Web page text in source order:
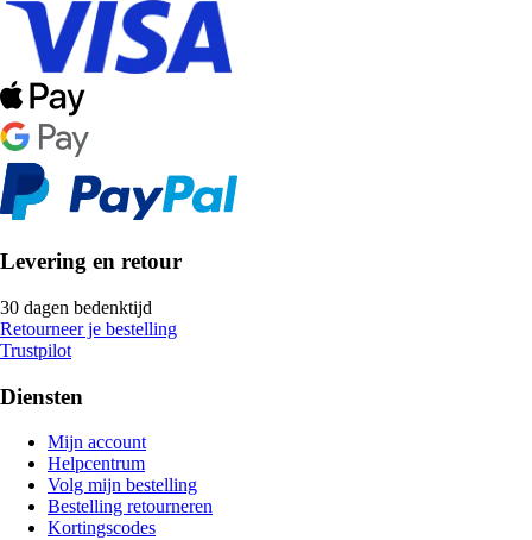
Levering en retour
30 dagen bedenktijd
Retourneer je bestelling
Trustpilot
Diensten
Mijn account
Helpcentrum
Volg mijn bestelling
Bestelling retourneren
Kortingscodes